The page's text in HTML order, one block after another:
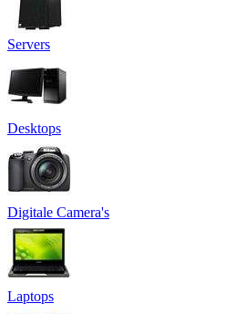
Servers
Desktops
Digitale Camera's
Laptops